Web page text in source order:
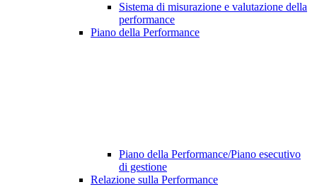
Sistema di misurazione e valutazione della
performance
Piano della Performance
Piano della Performance/Piano esecutivo
di gestione
Relazione sulla Performance